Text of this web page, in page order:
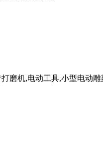
磨机,电动工具,小型电动雕